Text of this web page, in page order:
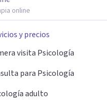
online
y precios
visita Psicología
para Psicología
adulto